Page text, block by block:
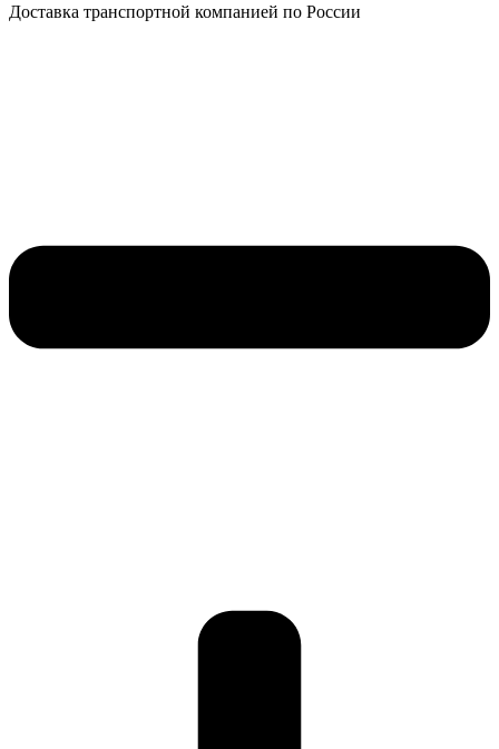
Доставка транспортной компанией по России